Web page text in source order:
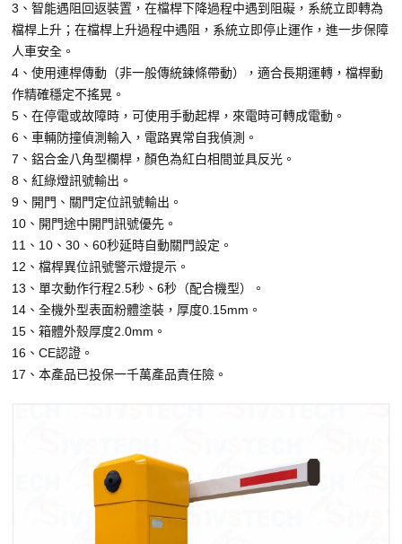
3、智能遇阻回返裝置，在檔桿下降過程中遇到阻礙，系統立即轉為
檔桿上升；在檔桿上升過程中遇阻，系統立即停止運作，進一步保障
人車安全。
4、使用連桿傳動（非一般傳統鍊條帶動），適合長期運轉，檔桿動
作精確穩定不搖晃。
5、在停電或故障時，可使用手動起桿，來電時可轉成電動。
6、車輛防撞偵測輸入，電路異常自我偵測。
7、鋁合金八角型欄桿，顏色為紅白相間並具反光。
8、紅綠燈訊號輸出。
9、開門、關門定位訊號輸出。
10、開門途中開門訊號優先。
11、10、30、60秒延時自動關門設定。
12、檔桿異位訊號警示燈提示。
13、單次動作行程2.5秒、6秒（配合機型）。
14、全機外型表面粉體塗裝，厚度0.15mm。
15、箱體外殼厚度2.0mm。
16、CE認證。
17、本產品已投保一千萬產品責任險。